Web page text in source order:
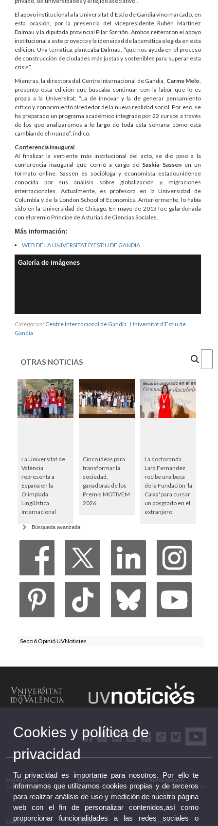
El apoyo institucional a la Universitat d’Estiu de Gandia vino marcado, en
esta ocasión, por la presencia del vicepresidente Rubén Martínez
Dalmau y la diputada provincial Pilar Sarrión. Ambos reiteraron el apoyo
institucional a este proyecto y la idoneidad de la temática elegida en esta
edición. Una temática, planteaba Dalmau, “que nos ayuda en el proceso
de construcción de ciudades más justas y sostenibles para superar esta
crisis”.
Mientras, la directora del Centre Internacional de Gandia, Carme Melo,
presentó esta edición que buscaba continuar con la labor que le es
propia a la Universitat: “La de innovar y la de generar pensamiento
crítico y conocimiento alrededor de la nueva realidad social. Por eso, se
ha preparado un programa académico integrado por 22 cursos a través
de los que analizaremos a lo largo de toda esta semana cómo está
cambiando el mundo”, indicó.
Conferencia inaugural
Al finalizar la vertiente más institucional del acto, se dio paso a la
conferencia inaugural que corrió a cargo de Saskia Sassenen un
formato online. Sassen es socióloga y economista estadounidense
conocida por sus análisis sobre globalización y migraciones
internacionales. Actualmente, es profesora en la Universidad de
Columbia y de la London School of Economics. Anteriormente, lo había
sido en la Universidad de Chicago. En mayo de 2013 fue galardonada
con el premio Príncipe de Asturias de Ciencias Sociales.
Más información:
WEB DE LA UNIVERSITAT D'ESTIU DE GANDIA
Galería de imágenes
Categorias: Centre Internacional de Gandía Universitat d'Estiu de
Gandia
OTRAS NOTICIAS
La Universitat de
València
representa a
España en la
Olimpiada
Lingüística
Internacional
Cinco ideas para
transformar la
sociedad,
ganadoras de los
Premis MOTIVEM
2026
La doctoranda
Lara Fernandez
recibe una beca
de la Fundación 'la
Caixa' para cursar
un posgrado en el
extranjero
Búsqueda avanzada
Secció Opinió UVNoticies
Institucional
Institucional
Estudios
Estudios y formación
Investigación
Investigación, innovación
Cultura Deportes Campus
Cookies y política de
privacidad
Tu privacidad es importante para nosotros. Por ello te
informamos que utilizamos cookies propias y de terceros
para realizar análisis de uso y medición de nuestra página
web con el fin de personalizar contenidos,así como
proporcionar funcionalidades a las redes sociales o